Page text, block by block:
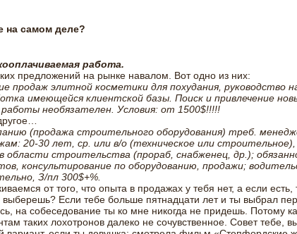
на самом деле?
работа.
предложений на рынке навалом. Вот одно из них:
продаж элитной косметики для похудания, руководство
имеющейся клиентской базы. Поиск и привлечение
необязателен. Условия: от 1500$!!!!!
(продажа строительного оборудования) треб.
20-30 лет, ср. или в/о (техническое или
области строительства (прораб, снабженец, др.);
консультирование по оборудованию, продажи;
З/пл 300$+%.
от того, что опыта в продажах у тебя нет, а если есть,
выберешь? Если тебе больше пятнадцати лет и ты выбрал
на собеседование ты ко мне никогда не придешь. Потому
таких лохотронов далеко не сочувственное. Совет тебе,